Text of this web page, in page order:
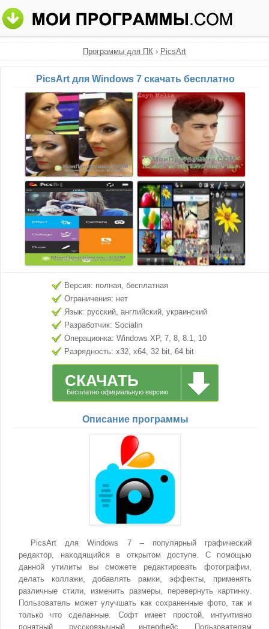
Программы для ПК › PicsArt
PicsArt для Windows 7 скачать бесплатно
Версия: полная, бесплатная
Ограничения: нет
Язык: русский, английский, украинский
Разработчик: Socialin
Операционка: Windows XP, 7, 8, 8.1, 10
Разрядность: x32, x64, 32 bit, 64 bit
СКАЧАТЬ
Бесплатно официальную версию
Описание программы
PicsArt для Windows 7 – популярный графический
редактор, находящийся в открытом доступе. С помощью
данной утилиты вы сможете редактировать фотографии,
делать коллажи, добавлять рамки, эффекты, применять
различные стили, изменить размеры, перевернуть картинку.
Пользователь может улучшать как сохраненные фото, так и
только что сделанные. Софт имеет простой, интуитивно
понятный, русскоязычный интерфейс. Пользователям